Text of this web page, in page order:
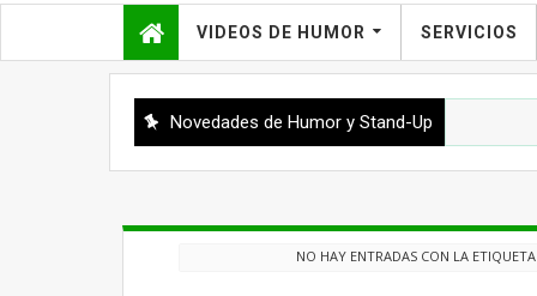
VIDEOS DE HUMOR SERVICIOS
Novedades de Humor y Stand-Up
NO HAY ENTRADAS CON LA